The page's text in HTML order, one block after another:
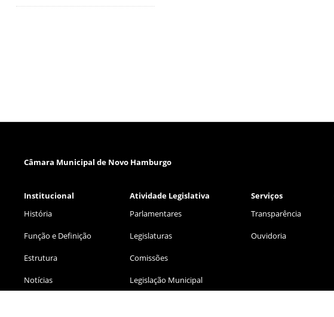
Câmara Municipal de Novo Hamburgo
Institucional Atividade Legislativa Serviços
História
Função e Definição
Estrutura
Notícias
Parlamentares
Legislaturas
Comissões
Legislação Municipal
Transparência
Ouvidoria